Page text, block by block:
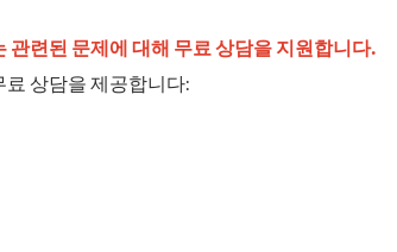
관련된 문제에 대해 무료 상담을 지원합니다.
료 상담을 제공합니다: